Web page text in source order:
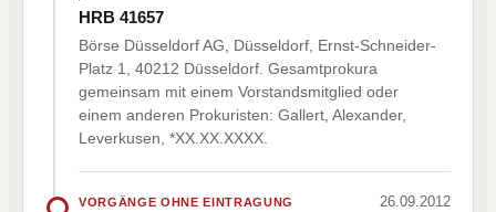
HRB 41657
Börse Düsseldorf AG, Düsseldorf, Ernst-Schneider-
Platz 1, 40212 Düsseldorf. Gesamtprokura
gemeinsam mit einem Vorstandsmitglied oder
einem anderen Prokuristen: Gallert, Alexander,
Leverkusen, *XX.XX.XXXX.
VORGÄNGE OHNE EINTRAGUNG 26.09.2012